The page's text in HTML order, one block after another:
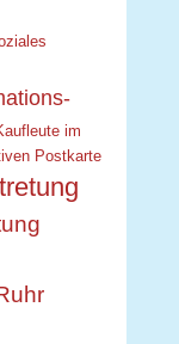
im
Postkarte